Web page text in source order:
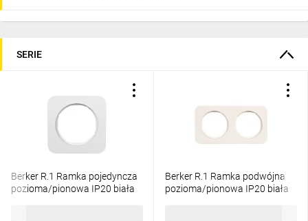
SERIE
Berker R.1 Ramka pojedyncza
pozioma/pionowa IP20 biała
Berker R.1 Ramka podwójna
pozioma/pionowa IP20 biała